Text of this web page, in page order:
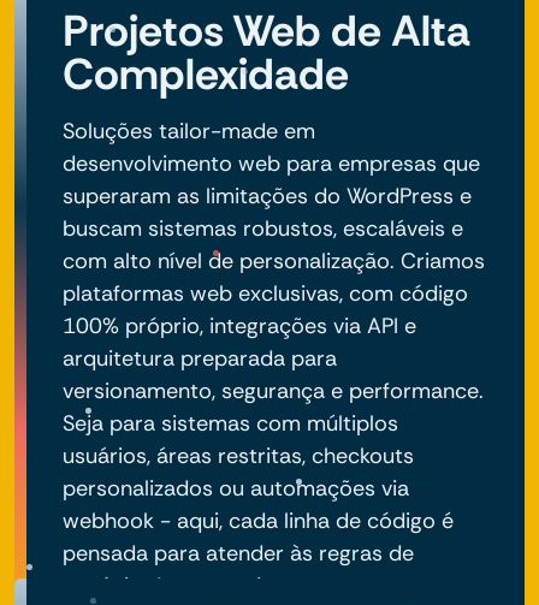
Projetos Web de Alta
Complexidade
Soluções tailor-made em
desenvolvimento web para empresas que
superaram as limitações do WordPress e
buscam sistemas robustos, escaláveis e
com alto nível de personalização. Criamos
plataformas web exclusivas, com código
100% próprio, integrações via API e
arquitetura preparada para
versionamento, segurança e performance.
Seja para sistemas com múltiplos
usuários, áreas restritas, checkouts
personalizados ou automações via
webhook - aqui, cada linha de código é
pensada para atender às regras de
negócio do seu projeto.